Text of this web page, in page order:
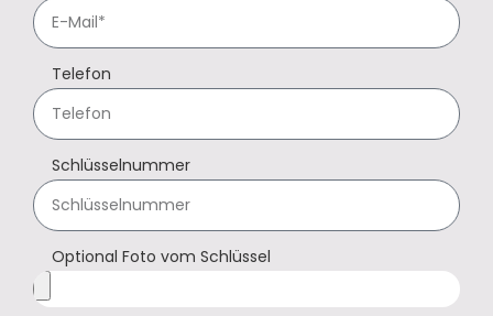
Telefon
Schlüsselnummer
Optional Foto vom Schlüssel